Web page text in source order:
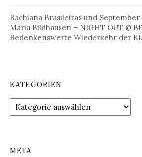
Bachiana Brasileiras und
Maria Bildhausen – NIGHT OUT @
Bedenkenswerte Wiederkehr der
KATEGORIEN
Kategorien
META